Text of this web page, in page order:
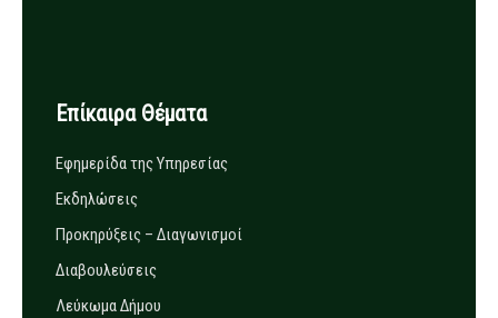
Επίκαιρα Θέματα
Εφημερίδα της Υπηρεσίας
Εκδηλώσεις
Προκηρύξεις – Διαγωνισμοί
Διαβουλεύσεις
Λεύκωμα Δήμου